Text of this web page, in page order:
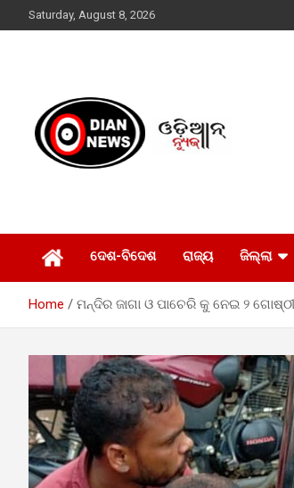
to
Saturday, August 8, 2026
ଦେଶ-ବିଦେଶ ରାଜ୍ୟ ଜିଲ୍ଲା
Home ମନ୍ଦିର ଜାଗା ଓ ପାଚେରି କୁ ନେଇ ୨